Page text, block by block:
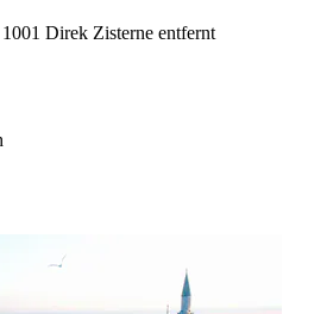
Direk Zisterne entfernt